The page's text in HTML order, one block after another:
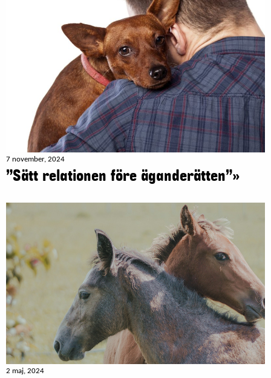
7 november, 2024
”Sätt relationen före äganderätten”»
2 maj, 2024